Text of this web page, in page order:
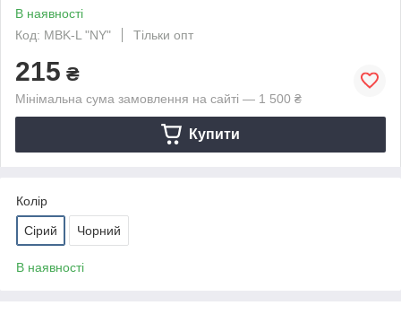
В наявності
Код: MBK-L "NY"
Тільки опт
215 ₴
Мінімальна сума замовлення на сайті — 1 500 ₴
Купити
Колір
Сірий Чорний
В наявності